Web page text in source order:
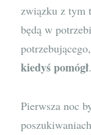
związku z tym
będą w
kiedyś pomógł.
Pierwsza noc